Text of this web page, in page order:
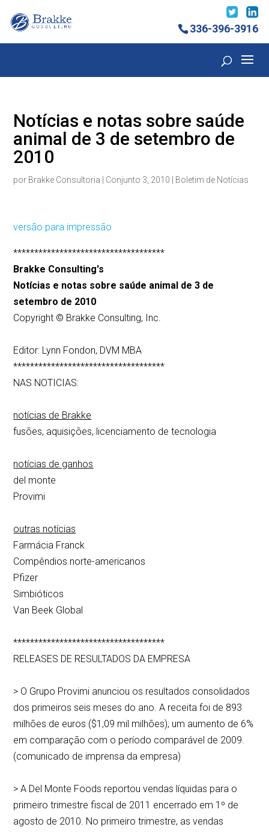
336-396-3916
Notícias e notas sobre saúde
animal de 3 de setembro de
2010
por Brakke Consultoria Conjunto 3, 2010 Boletim de Notícias
versão para impressão
************************************
Brakke Consulting's
Notícias e notas sobre saúde animal de 3 de
setembro de 2010
Copyright © Brakke Consulting, Inc.
Editor: Lynn Fondon, DVM MBA
************************************
NAS NOTICIAS:
notícias de Brakke
fusões, aquisições, licenciamento de tecnologia
notícias de ganhos
del monte
Provimi
outras notícias
Farmácia Franck
Compêndios norte-americanos
Pfizer
Simbióticos
Van Beek Global
************************************
RELEASES DE RESULTADOS DA EMPRESA
> O Grupo Provimi anunciou os resultados consolidados
dos primeiros seis meses do ano. A receita foi de 893
milhões de euros ($1,09 mil milhões), um aumento de 6%
em comparação com o período comparável de 2009.
(comunicado de imprensa da empresa)
> A Del Monte Foods reportou vendas líquidas para o
primeiro trimestre fiscal de 2011 encerrado em 1º de
agosto de 2010. No primeiro trimestre, as vendas